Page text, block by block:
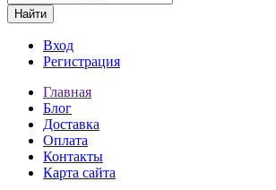
Найти
Вход
Регистрация
Главная
Блог
Доставка
Оплата
Контакты
Карта сайта